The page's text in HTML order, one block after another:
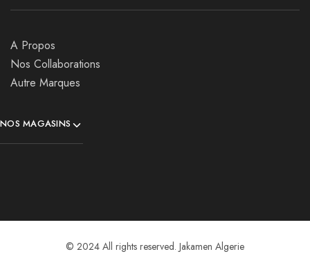
A Propos
Nos Collaborations
Autre Marques
NOS MAGASINS
© 2024 All rights reserved. Jakamen Algerie